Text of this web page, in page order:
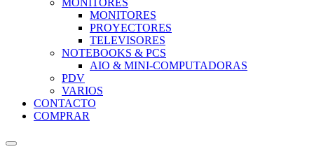
MONITORES
PROYECTORES
TELEVISORES
NOTEBOOKS & PCS
AIO & MINI-COMPUTADORAS
PDV
VARIOS
CONTACTO
COMPRAR